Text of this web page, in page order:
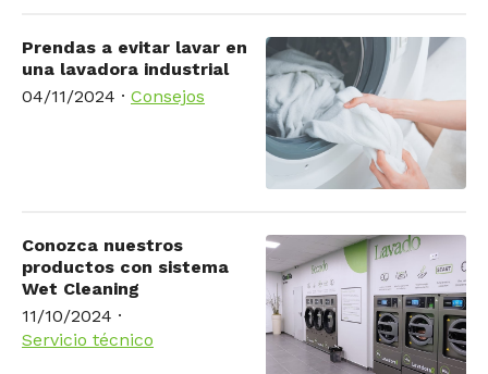
Prendas a evitar lavar en
una lavadora industrial
04/11/2024 · Consejos
Conozca nuestros
productos con sistema
Wet Cleaning
11/10/2024 ·
Servicio técnico